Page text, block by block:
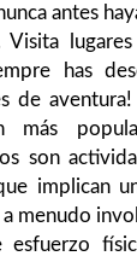
antes
Visita
has
de
más
son
implican
a menudo